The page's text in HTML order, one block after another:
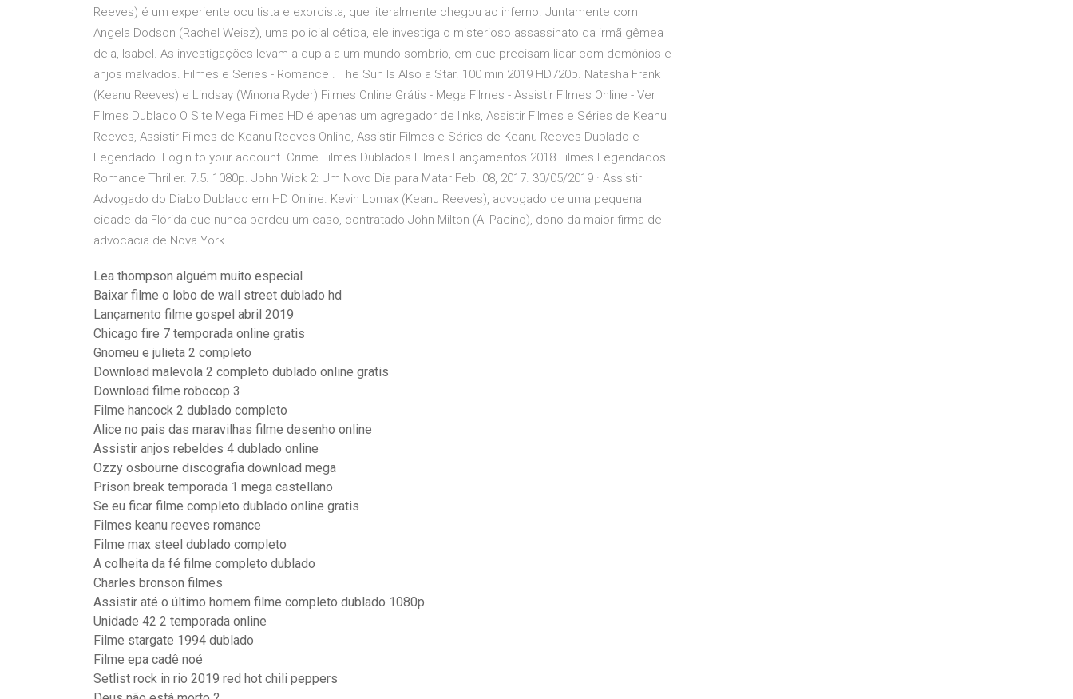
Reeves) é um experiente ocultista e exorcista, que literalmente chegou ao inferno. Juntamente com
Angela Dodson (Rachel Weisz), uma policial cética, ele investiga o misterioso assassinato da irmã gêmea
dela, Isabel. As investigações levam a dupla a um mundo sombrio, em que precisam lidar com demônios e
anjos malvados. Filmes e Series - Romance . The Sun Is Also a Star. 100 min 2019 HD720p. Natasha Frank
(Keanu Reeves) e Lindsay (Winona Ryder) Filmes Online Grátis - Mega Filmes - Assistir Filmes Online - Ver
Filmes Dublado O Site Mega Filmes HD é apenas um agregador de links, Assistir Filmes e Séries de Keanu
Reeves, Assistir Filmes de Keanu Reeves Online, Assistir Filmes e Séries de Keanu Reeves Dublado e
Legendado. Login to your account. Crime Filmes Dublados Filmes Lançamentos 2018 Filmes Legendados
Romance Thriller. 7.5. 1080p. John Wick 2: Um Novo Dia para Matar Feb. 08, 2017. 30/05/2019 · Assistir
Advogado do Diabo Dublado em HD Online. Kevin Lomax (Keanu Reeves), advogado de uma pequena
cidade da Flórida que nunca perdeu um caso, contratado John Milton (Al Pacino), dono da maior firma de
advocacia de Nova York.
Lea thompson alguém muito especial
Baixar filme o lobo de wall street dublado hd
Lançamento filme gospel abril 2019
Chicago fire 7 temporada online gratis
Gnomeu e julieta 2 completo
Download malevola 2 completo dublado online gratis
Download filme robocop 3
Filme hancock 2 dublado completo
Alice no pais das maravilhas filme desenho online
Assistir anjos rebeldes 4 dublado online
Ozzy osbourne discografia download mega
Prison break temporada 1 mega castellano
Se eu ficar filme completo dublado online gratis
Filmes keanu reeves romance
Filme max steel dublado completo
A colheita da fé filme completo dublado
Charles bronson filmes
Assistir até o último homem filme completo dublado 1080p
Unidade 42 2 temporada online
Filme stargate 1994 dublado
Filme epa cadê noé
Setlist rock in rio 2019 red hot chili peppers